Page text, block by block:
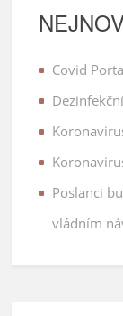
Covid
Poslanci
vládním